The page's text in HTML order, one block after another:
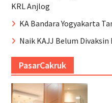
KRL Anjlog
KA Bandara Yogyakarta
Naik KAJJ Belum
PasarCakruk